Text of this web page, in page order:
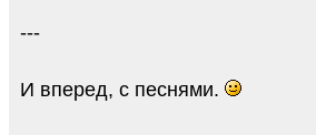
---
И вперед, с песнями.